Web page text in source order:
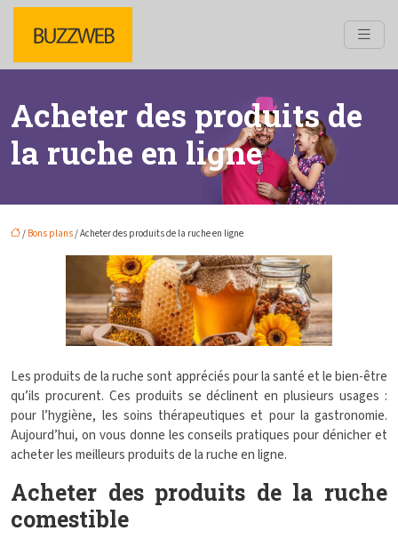
Acheter des produits de
la ruche en ligne
/ Bons plans/ Acheter des produits de la ruche en ligne
Les produits de la ruche sont appréciés pour la santé et le bien-être
qu’ils procurent. Ces produits se déclinent en plusieurs usages :
pour l’hygiène, les soins thérapeutiques et pour la gastronomie.
Aujourd’hui, on vous donne les conseils pratiques pour dénicher et
acheter les meilleurs produits de la ruche en ligne.
Acheter des produits de la ruche
comestible